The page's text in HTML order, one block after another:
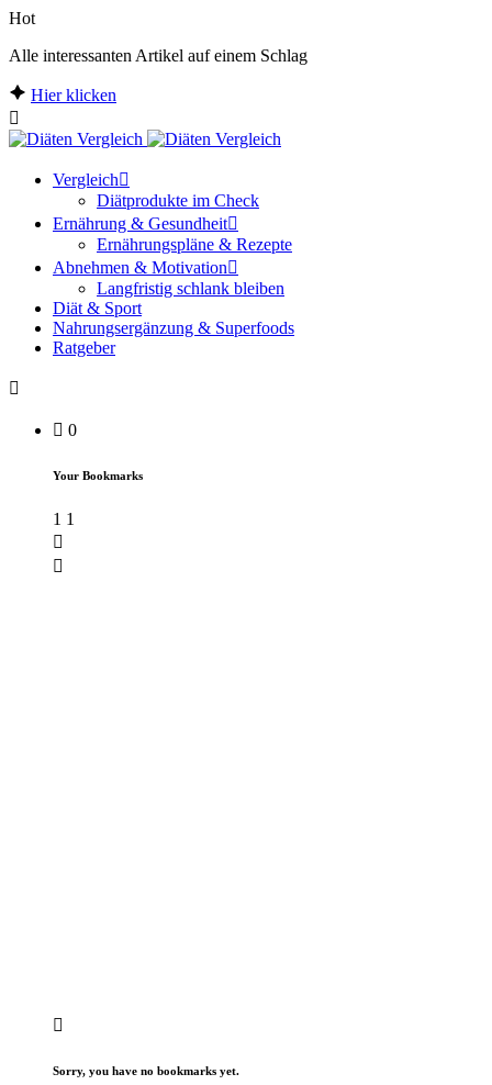
Hot
Alle interessanten Artikel auf einem Schlag
Hier klicken
Vergleich
Diätprodukte im Check
Ernährung & Gesundheit
Ernährungspläne & Rezepte
Abnehmen & Motivation
Langfristig schlank bleiben
Diät & Sport
Nahrungsergänzung & Superfoods
Ratgeber
0
Your Bookmarks
1 1
Sorry, you have no bookmarks yet.